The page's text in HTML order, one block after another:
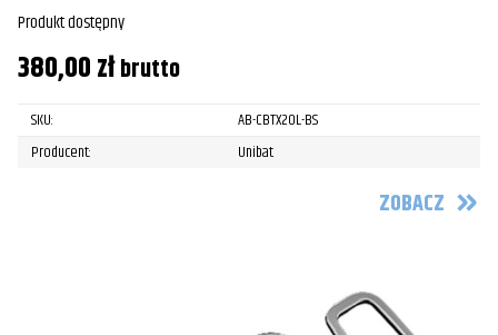
Produkt dostępny
380,00złbrutto
SKU:
AB-CBTX20L-BS
Producent:
Unibat
ZOBACZ